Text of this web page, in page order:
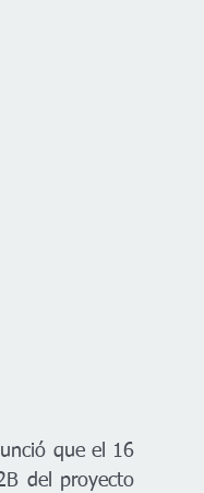
que el 16
del proyecto